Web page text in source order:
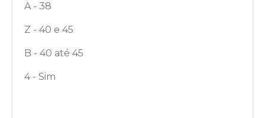
A - 38
Z - 40 e 45
B - 40 até 45
4 - Sim